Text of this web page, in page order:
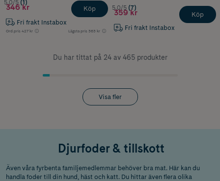
5.0/5 (1)
346 kr
Fri frakt Instabox
Ord.pris 427 kr Lägsta pris 363 kr
Köp 5.0/5 (7)
359 kr
Fri frakt Instabox
Köp
Du har tittat på 24 av 465 produkter
Visa fler
Djurfoder & tillskott
Även våra fyrbenta familjemedlemmar behöver bra mat. Här kan du
handla foder till din hund, häst och katt. Du hittar även flera olika